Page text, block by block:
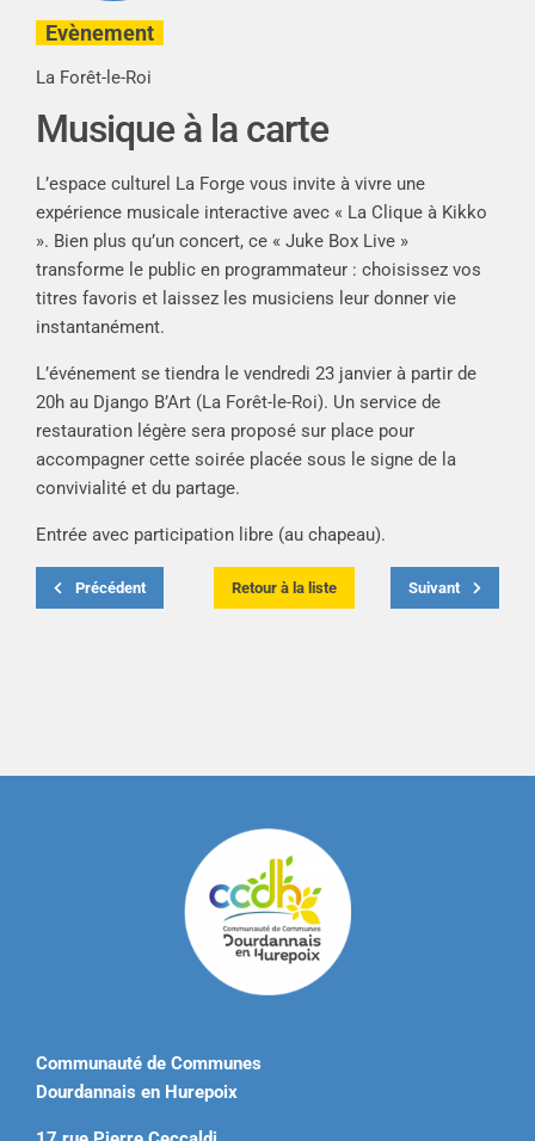
Evènement
La Forêt-le-Roi
Musique à la carte
L’espace culturel La Forge vous invite à vivre une
expérience musicale interactive avec « La Clique à Kikko
». Bien plus qu’un concert, ce « Juke Box Live »
transforme le public en programmateur : choisissez vos
titres favoris et laissez les musiciens leur donner vie
instantanément.
L’événement se tiendra le vendredi 23 janvier à partir de
20h au Django B’Art (La Forêt-le-Roi). Un service de
restauration légère sera proposé sur place pour
accompagner cette soirée placée sous le signe de la
convivialité et du partage.
Entrée avec participation libre (au chapeau).
Précédent Retour à la liste Suivant
Communauté de Communes
Dourdannais en Hurepoix